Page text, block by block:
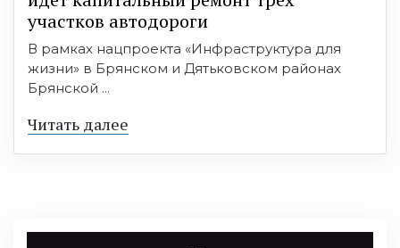
участков автодороги
В рамках нацпроекта «Инфраструктура для
жизни» в Брянском и Дятьковском районах
Брянской ...
Читать далее